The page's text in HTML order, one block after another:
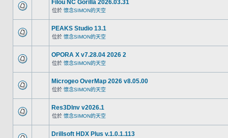
Filou NC Gorilla 2026.03.31
位於 懷念SIMON的天空
PEAKS Studio 13.1
位於 懷念SIMON的天空
OPORA X v7.28.04 2026 2
位於 懷念SIMON的天空
Microgeo OverMap 2026 v8.05.00
位於 懷念SIMON的天空
Res3DInv v2026.1
位於 懷念SIMON的天空
Drillsoft HDX Plus v.1.0.1.113